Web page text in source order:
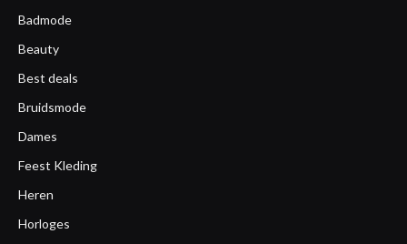
Badmode
Beauty
Best deals
Bruidsmode
Dames
Feest Kleding
Heren
Horloges